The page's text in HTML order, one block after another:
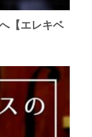
【エレキベ